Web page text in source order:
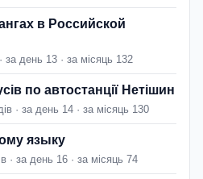
в Российской
за день 13 · за місяць 132
по автостанції Нетішин
· за день 14 · за місяць 130
языку
· за день 16 · за місяць 74